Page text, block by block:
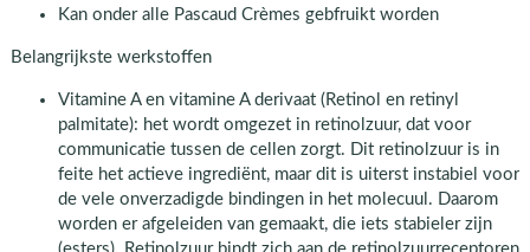
Kan onder alle Pascaud Crèmes gebfruikt worden
Belangrijkste werkstoffen
Vitamine A en vitamine A derivaat (Retinol en retinyl
palmitate): het wordt omgezet in retinolzuur, dat voor
communicatie tussen de cellen zorgt. Dit retinolzuur is in
feite het actieve ingrediënt, maar dit is uiterst instabiel voor
de vele onverzadigde bindingen in het molecuul. Daarom
worden er afgeleiden van gemaakt, die iets stabieler zijn